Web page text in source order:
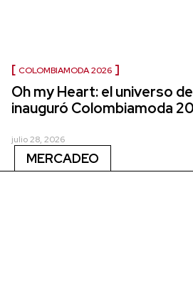
COLOMBIAMODA 2026
Oh my Heart: el universo
inauguró Colombiamoda
julio 28, 2026
MERCADEO